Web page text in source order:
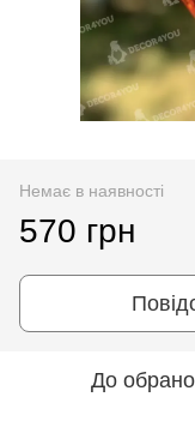
Немає в наявності
570 грн
До